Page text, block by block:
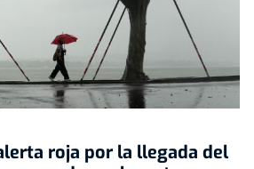
roja por la llegada del